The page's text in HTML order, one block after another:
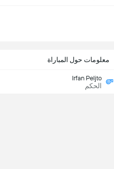
معلومات حول المباراة
Irfan Peljto
الحكم